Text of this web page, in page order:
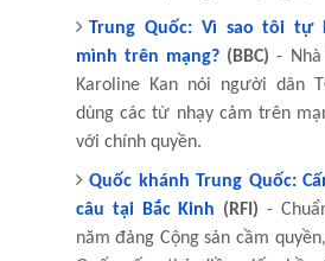
Trung Quốc: Vì sao tôi tự
mình trên mạng? (BBC) - Nhà
Karoline Kan nói người dân
dùng các từ nhạy cảm trên
với chính quyền.
Quốc khánh Trung Quốc:
câu tại Bắc Kinh (RFI) -
năm đảng Cộng sản cầm